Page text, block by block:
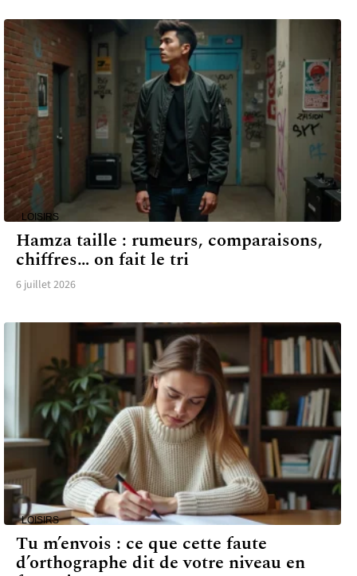
LOISIRS
Hamza taille : rumeurs, comparaisons,
chiffres… on fait le tri
6 juillet 2026
LOISIRS
Tu m’envois : ce que cette faute
d’orthographe dit de votre niveau en